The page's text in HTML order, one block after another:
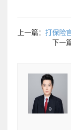
上一篇： 打保险
下一